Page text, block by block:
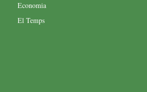
Economia
El Temps